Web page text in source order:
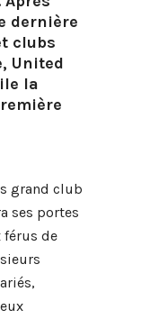
dernière
clubs
United
la
grand club
ses portes
férus de